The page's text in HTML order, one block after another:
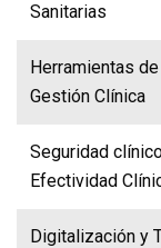
Sanitarias
Herramientas
Gestión Clínica
Seguridad
Efectividad
Digitalización y